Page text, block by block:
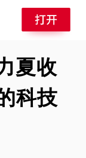
夏收
科技